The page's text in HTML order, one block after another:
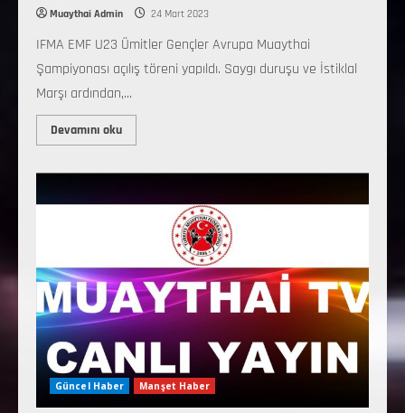
Muaythai Admin 24 Mart 2023
IFMA EMF U23 Ümitler Gençler Avrupa Muaythai
Şampiyonası açılış töreni yapıldı. Saygı duruşu ve İstiklal
Marşı ardından,...
Devamını oku
Güncel Haber Manşet Haber